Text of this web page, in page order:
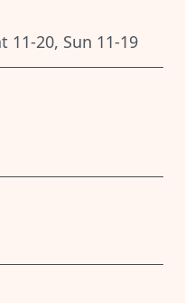
11-20, Sun 11-19